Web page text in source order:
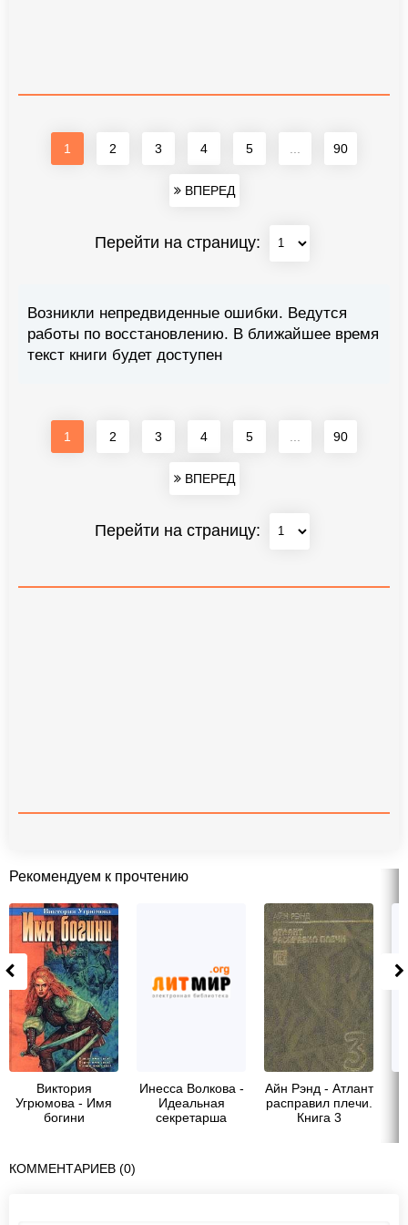
1 2 3 4 5 90
ВПЕРЕД
Перейти на страницу:
Возникли непредвиденные ошибки. Ведутся
работы по восстановлению. В ближайшее время
текст книги будет доступен
1 2 3 4 5 90
ВПЕРЕД
Перейти на страницу:
Рекомендуем к прочтению
Виктория
Угрюмова - Имя
богини
Инесса Волкова -
Идеальная
секретарша
Айн Рэнд - Атлант
расправил плечи.
Книга 3
КОММЕНТАРИЕВ (0)